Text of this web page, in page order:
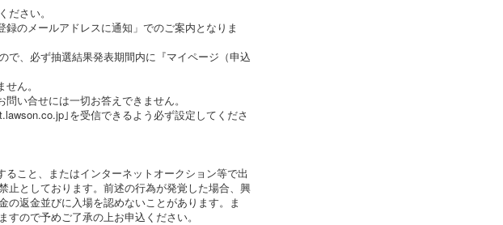
さい。
のメールアドレスに通知」でのご案内となりま
、必ず抽選結果発表期間内に『マイページ（申込
ん。
い合せには一切お答えできません。
｣を受信できるよう必ず設定してくださ
こと、またはインターネットオークション等で出
止としております。前述の行為が発覚した場合、興
返金並びに入場を認めないことがあります。ま
ので予めご了承の上お申込ください。